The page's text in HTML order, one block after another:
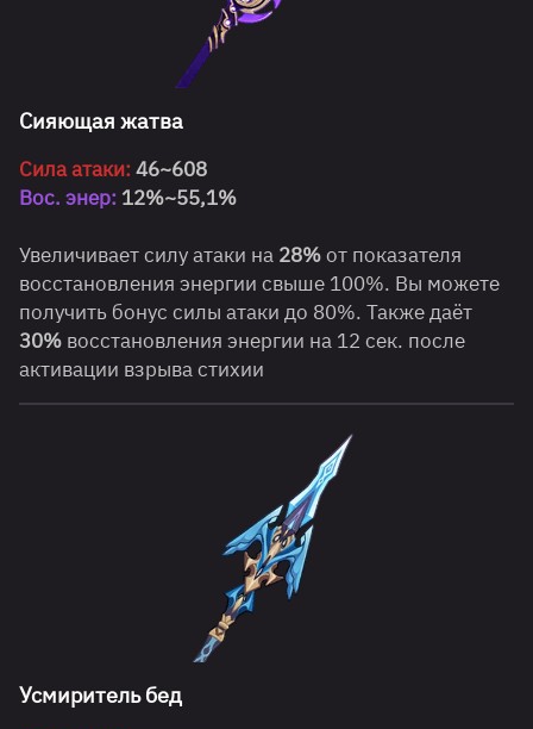
Сияющая жатва
Сила атаки:46~608
Вос. энер: 12%~55,1%
Увеличивает силу атаки на 28%от показателя
восстановления энергии свыше 100%. Вы можете
получить бонус силы атаки до 80%. Также даёт
30% восстановления энергии на 12 сек. после
активации взрыва стихии
Усмиритель бед